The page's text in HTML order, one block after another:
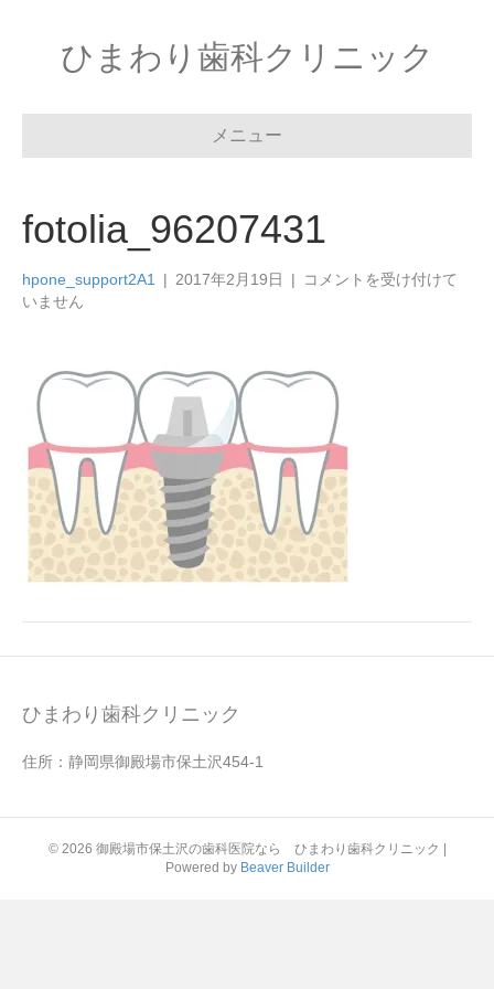
ひまわり歯科クリニック
メニュー
fotolia_96207431
hpone_support2A1 | 2017年2月19日 |
fotolia_96207431
コメントを受け付けて
いません
ひまわり歯科クリニック
住所：静岡県御殿場市保土沢454-1
© 2026 御殿場市保土沢の歯科医院なら ひまわり歯科クリニック
Powered by Beaver Builder